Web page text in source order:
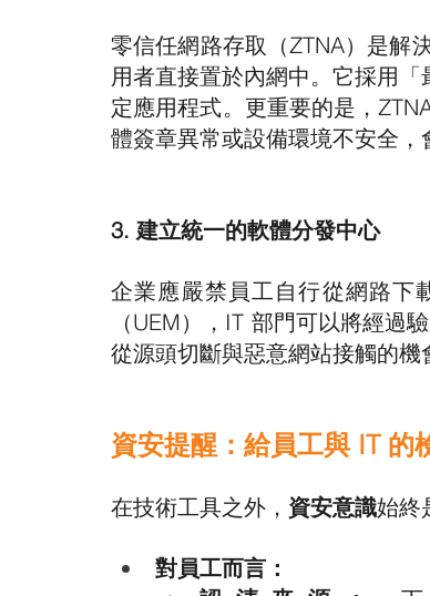
零信任網路存取（ZTNA）是解
用者直接置於內網中。它採用
定應用程式。更重要的是，
體簽章異常或設備環境不安全，
3. 建立統一的軟體分發中心
企業應嚴禁員工自行從網路下
（UEM），IT 部門可以將經過
從源頭切斷與惡意網站接觸的機
資安提醒：給員工與 IT 的
在技術工具之外， 資安意識始終
對員工而言：